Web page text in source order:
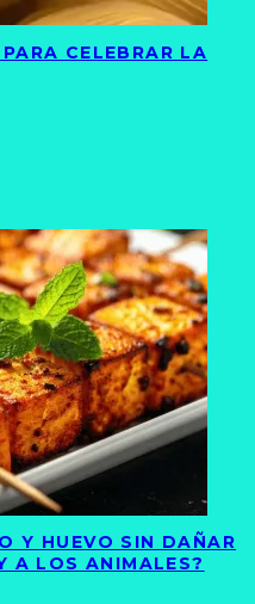
CELEBRAR LA
Y HUEVO SIN DAÑAR
A LOS ANIMALES?